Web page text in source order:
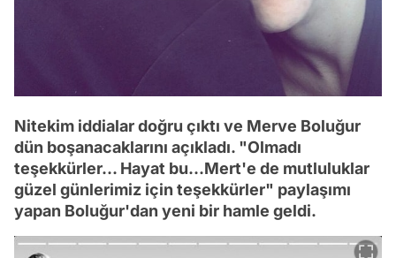
Nitekim iddialar doğru çıktı ve Merve Boluğur
dün boşanacaklarını açıkladı. "Olmadı
teşekkürler... Hayat bu...Mert'e de mutluluklar
güzel günlerimiz için teşekkürler" paylaşımı
yapan Boluğur'dan yeni bir hamle geldi.